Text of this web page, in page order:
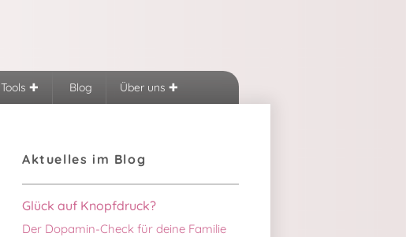
Tools Blog Über uns
Aktuelles im Blog
Glück auf Knopfdruck?
Der Dopamin-Check für deine Familie